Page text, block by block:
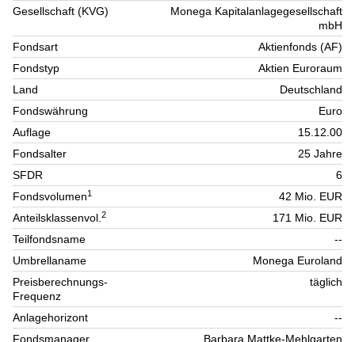
Gesellschaft (KVG)
Monega Kapitalanlagegesellschaft
mbH
Fondsart
Aktienfonds (AF)
Fondstyp
Aktien Euroraum
Land
Deutschland
Fondswährung
Euro
Auflage
15.12.00
Fondsalter
25 Jahre
SFDR
6
Fondsvolumen1
42 Mio. EUR
Anteilsklassenvol.2
171 Mio. EUR
Teilfondsname
--
Umbrellaname
Monega Euroland
Preisberechnungs-
Frequenz
täglich
Anlagehorizont
--
Fondsmanager
Barbara Mattke-Mehlgarten